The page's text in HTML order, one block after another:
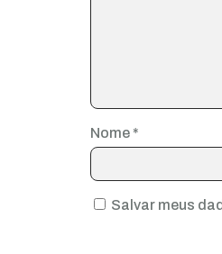
Nome *
Salvar meus